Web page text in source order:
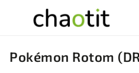
Pokémon Rotom